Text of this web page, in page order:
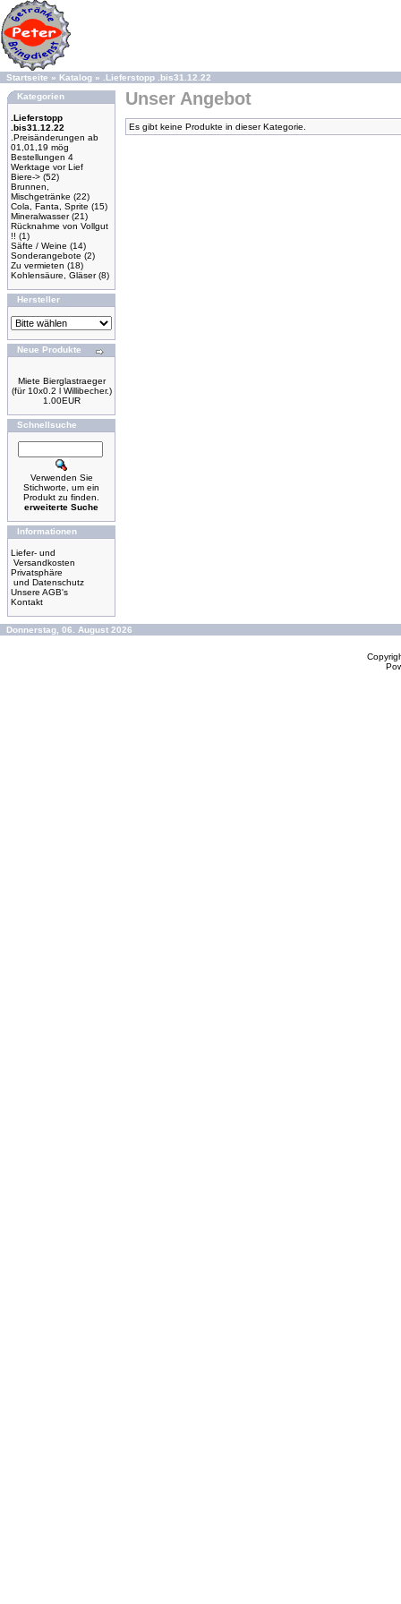
Startseite » Katalog »
.Lieferstopp .bis31.12.22
Kategorien
.Lieferstopp
.bis31.12.22
.Preisänderungen ab
01,01,19 mög
Bestellungen 4
Werktage vor Lief
Biere-> (52)
Brunnen,
Mischgetränke (22)
Cola, Fanta, Sprite (15)
Mineralwasser(21)
Rücknahme von Vollgut
!! (1)
Säfte / Weine (14)
Sonderangebote (2)
Zu vermieten (18)
Kohlensäure, Gläser(8)
Hersteller
Neue Produkte
Miete Bierglastraeger
(für 10x0.2 l Willibecher.)
1.00EUR
Schnellsuche
Verwenden Sie
Stichworte, um ein
Produkt zu finden.
erweiterte Suche
Informationen
Liefer- und
Versandkosten
Privatsphäre
und Datenschutz
Unsere AGB's
Kontakt
Unser Angebot
Es gibt keine Produkte in dieser Kategorie.
Donnerstag, 06. August 2026